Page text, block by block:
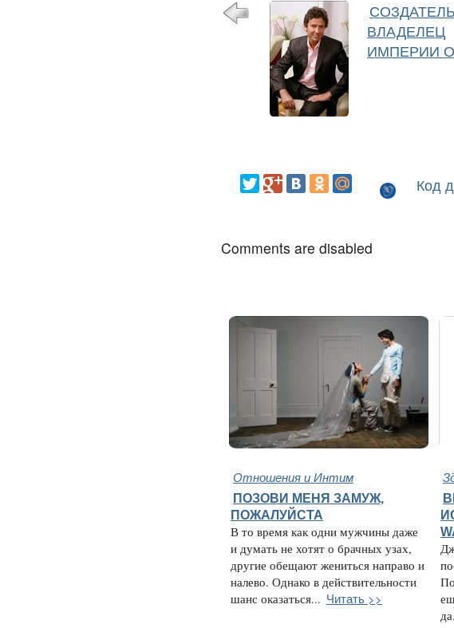
ВЛАДЕЛЕЦ
ИМПЕРИИ
Код
Comments are disabled
Отношения и Интим
ПОЗОВИ МЕНЯ ЗАМУЖ,
ПОЖАЛУЙСТА
В то время как одни мужчины даже
и думать не хотят о брачных узах,
другие обещают жениться направо и
налево. Однако в действительности
шанс оказаться... Читать >>